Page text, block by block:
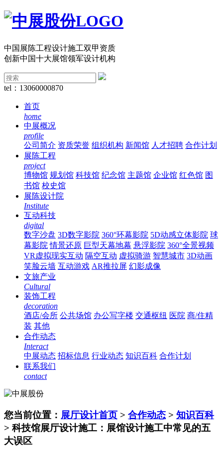
中国展陈工程设计施工双甲资质
创新中国十大展馆领军设计机构
tel：13060000870
首页
home
中展概况
profile
公司简介 资质荣誉 组织机构 新闻馆 人才招聘 合作计划
展陈工程
project
博物馆 规划馆 科技馆 纪念馆 主题馆 企业馆 红色馆 图
书馆 校史馆
展陈设计院
Institute
互动科技
digital
数字沙盘 3D数字影院 360°环幕影院 5D动感立体影院 球
幕影院 情景还原 巨型天幕地幕 悬浮影院 360°全景视频
VR虚拟现实互动 隔空互动 虚拟骑游 智慧城市 3D动画
笑脸云墙 互动游戏 AR推拉屏 幻影成像
文旅产业
Cultural
装饰工程
decoration
酒店/会所 公共场馆 办公写字楼 交通枢纽 医院 商/住精
装 其他
合作动态
Interact
中展动态 招标信息 行业动态 知识百科 合作计划
联系我们
contact
您当前位置： 展厅设计首页 > 合作动态 > 知识百科
> 科技馆展厅设计施工：展馆设计施工中常见的五
大误区